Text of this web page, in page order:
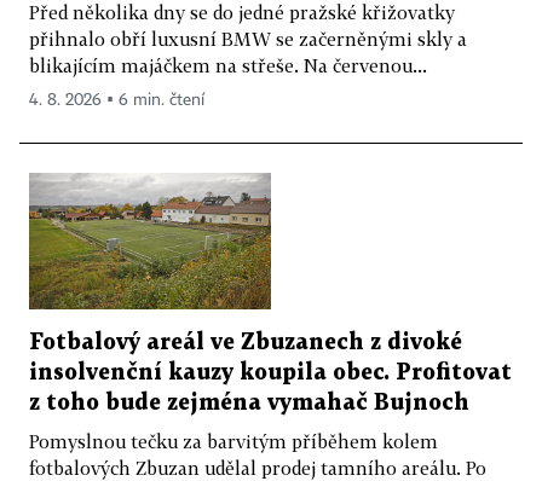
Před několika dny se do jedné pražské křižovatky
přihnalo obří luxusní BMW se začerněnými skly a
blikajícím majáčkem na střeše. Na červenou...
4. 8. 2026 ▪ 6 min. čtení
Fotbalový areál ve Zbuzanech z divoké
insolvenční kauzy koupila obec. Profitovat
z toho bude zejména vymahač Bujnoch
Pomyslnou tečku za barvitým příběhem kolem
fotbalových Zbuzan udělal prodej tamního areálu. Po